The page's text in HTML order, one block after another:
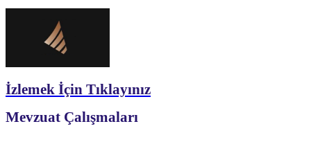
İzlemek İçin Tıklayınız
Mevzuat Çalışmaları